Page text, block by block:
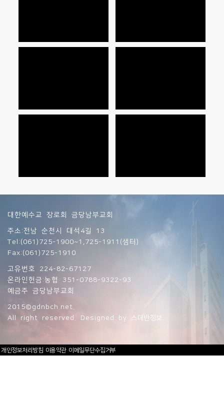
대한예수교 장로회 금당남부교회
주소:전남 순천시 대석4길 13
Tel:(061)725-1900~1,725-1911(샘터)
Fax:(061)725-1910
고유번호 224-82-67127
온라인헌금:농협 351-0788-9322-93
예금주 금당남부교회
2015©gdnbch.net.
All right reserved. Designed by 스데반정보
개인정보처리방침 이용약관 이메일무단수집거부